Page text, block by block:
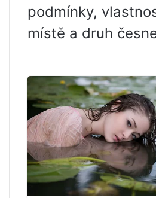
podmínky,
místě a druh